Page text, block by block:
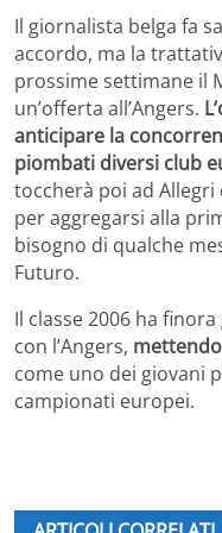
Il giornalista belga fa
accordo, ma la
prossime settimane il
un’offerta all’Angers.
anticipare la
piombati diversi club
toccherà poi ad
per aggregarsi alla
bisogno di qualche
Futuro.
Il classe 2006 ha
con l’Angers,
come uno dei giovani
campionati europei.